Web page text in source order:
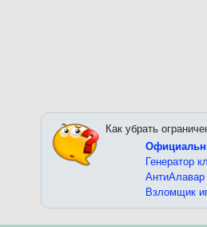
Как убрать
Генератор
АнтиАлавар
Взломщик